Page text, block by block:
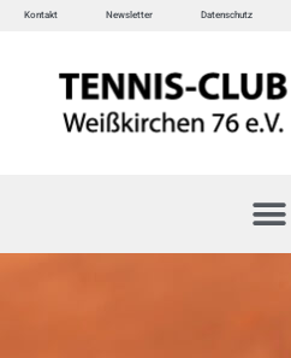
Kontakt Newsletter Datenschutz